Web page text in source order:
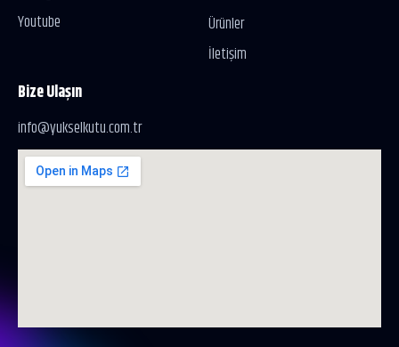
Youtube
Ürünler
İletişim
Bize Ulaşın
info@yukselkutu.com.tr